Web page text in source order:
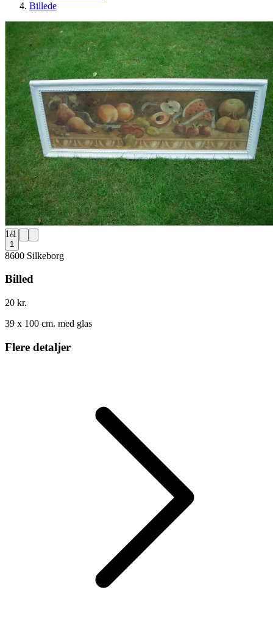
Billede
1/1
1
8600 Silkeborg
Billed
20 kr.
39 x 100 cm. med glas
Flere detaljer